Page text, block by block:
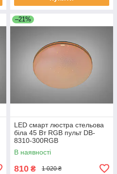
–21%
LED смарт люстра стельова
біла 45 Вт RGB пульт DB-
8310-300RGB
В наявності
810 ₴ 1 020 ₴